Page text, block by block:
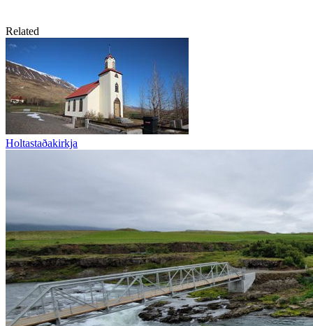
Related
Holtastaðakirkja